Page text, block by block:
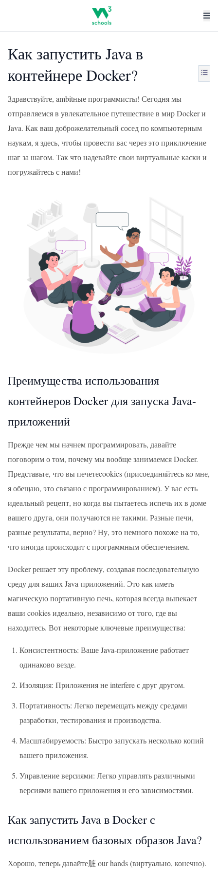
Как запустить Java в
контейнере Docker?
Здравствуйте, ambitные программисты! Сегодня мы
отправляемся в увлекательное путешествие в мир Docker и
Java. Как ваш доброжелательный сосед по компьютерным
наукам, я здесь, чтобы провести вас через это приключение
шаг за шагом. Так что надевайте свои виртуальные каски и
погружайтесь с нами!
Преимущества использования
контейнеров Docker для запуска Java-
приложений
Прежде чем мы начнем программировать, давайте
поговорим о том, почему мы вообще занимаемся Docker.
Представьте, что вы печетеcookies (присоединяйтесь ко мне,
я обещаю, это связано с программированием). У вас есть
идеальный рецепт, но когда вы пытаетесь испечь их в доме
вашего друга, они получаются не такими. Разные печи,
разные результаты, верно? Ну, это немного похоже на то,
что иногда происходит с программным обеспечением.
Docker решает эту проблему, создавая последовательную
среду для ваших Java-приложений. Это как иметь
магическую портативную печь, которая всегда выпекает
ваши cookies идеально, независимо от того, где вы
находитесь. Вот некоторые ключевые преимущества:
Консистентность: Ваше Java-приложение работает
одинаково везде.
Изоляция: Приложения не interfere с друг другом.
Портативность: Легко перемещать между средами
разработки, тестирования и производства.
Масштабируемость: Быстро запускать несколько копий
вашего приложения.
Управление версиями: Легко управлять различными
версиями вашего приложения и его зависимостями.
Как запустить Java в Docker с
использованием базовых образов Java?
Хорошо, теперь давайте脏 our hands (виртуально, конечно).